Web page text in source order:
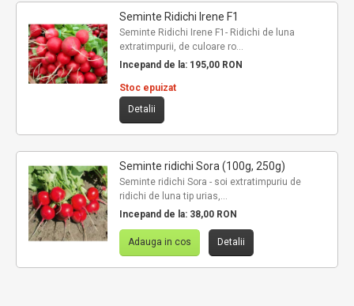
Seminte Ridichi Irene F1
Seminte Ridichi Irene F1- Ridichi de luna
extratimpurii, de culoare ro...
Incepand de la: 195,00 RON
Stoc epuizat
Detalii
Seminte ridichi Sora (100g, 250g)
Seminte ridichi Sora - soi extratimpuriu de
ridichi de luna tip urias,...
Incepand de la: 38,00 RON
Adauga in cos Detalii